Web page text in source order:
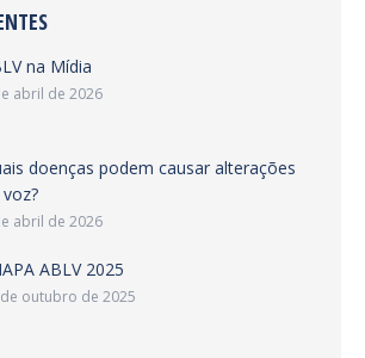
na Mídia
abril de 2026
doenças podem causar alterações
abril de 2026
ABLV 2025
outubro de 2025